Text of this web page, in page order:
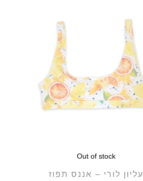
Out of stock
עליון לורי – אננס תפוז